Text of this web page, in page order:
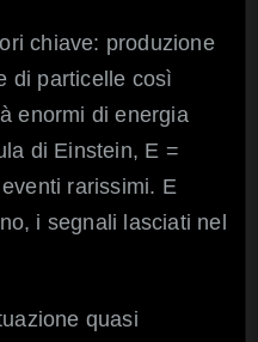
chiave: produzione
di particelle così
enormi di energia
di Einstein, E =
rarissimi. E
i segnali lasciati nel
quasi